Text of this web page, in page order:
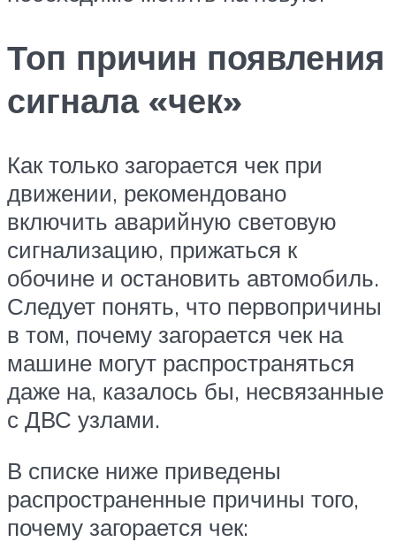
Топ причин появления
сигнала «чек»
Как только загорается чек при
движении, рекомендовано
включить аварийную световую
сигнализацию, прижаться к
обочине и остановить автомобиль.
Следует понять, что первопричины
в том, почему загорается чек на
машине могут распространяться
даже на, казалось бы, несвязанные
с ДВС узлами.
В списке ниже приведены
распространенные причины того,
почему загорается чек: